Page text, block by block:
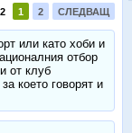
1 2 СЛЕДВАЩ
или като хоби и
отбор
от клуб
което говорят и